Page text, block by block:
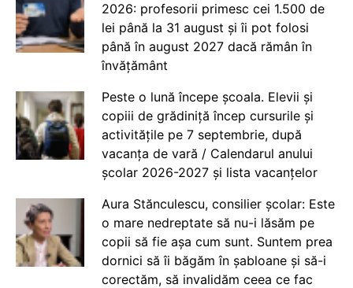
2026: profesorii primesc cei 1.500 de
lei până la 31 august și îi pot folosi
până în august 2027 dacă rămân în
învățământ
Peste o lună începe școala. Elevii și
copiii de grădiniță încep cursurile și
activitățile pe 7 septembrie, după
vacanța de vară / Calendarul anului
școlar 2026-2027 și lista vacanțelor
Aura Stănculescu, consilier școlar: Este
o mare nedreptate să nu-i lăsăm pe
copii să fie așa cum sunt. Suntem prea
dornici să îi băgăm în șabloane și să-i
corectăm, să invalidăm ceea ce fac